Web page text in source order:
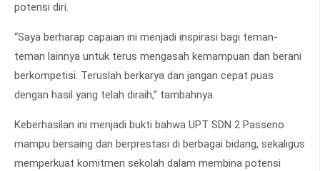
potensi diri.
“Saya berharap capaian ini menjadi inspirasi bagi teman-
teman lainnya untuk terus mengasah kemampuan dan berani
berkompetisi. Teruslah berkarya dan jangan cepat puas
dengan hasil yang telah diraih,” tambahnya.
Keberhasilan ini menjadi bukti bahwa UPT SDN 2 Passeno
mampu bersaing dan berprestasi di berbagai bidang, sekaligus
memperkuat komitmen sekolah dalam membina potensi